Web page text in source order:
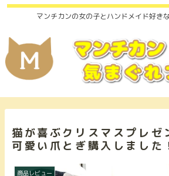
マンチカンの女の子とハンドメイド好き
猫が喜ぶクリスマスプレゼ
可愛い爪とぎ購入しました
商品レビュー